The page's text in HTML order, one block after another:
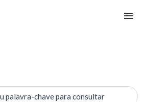
palavra-chave para consultar